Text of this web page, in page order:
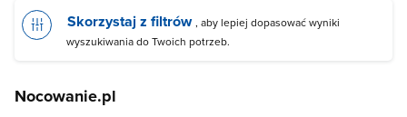
Skorzystaj z filtrów , aby lepiej dopasować wyniki
wyszukiwania do Twoich potrzeb.
Nocowanie.pl